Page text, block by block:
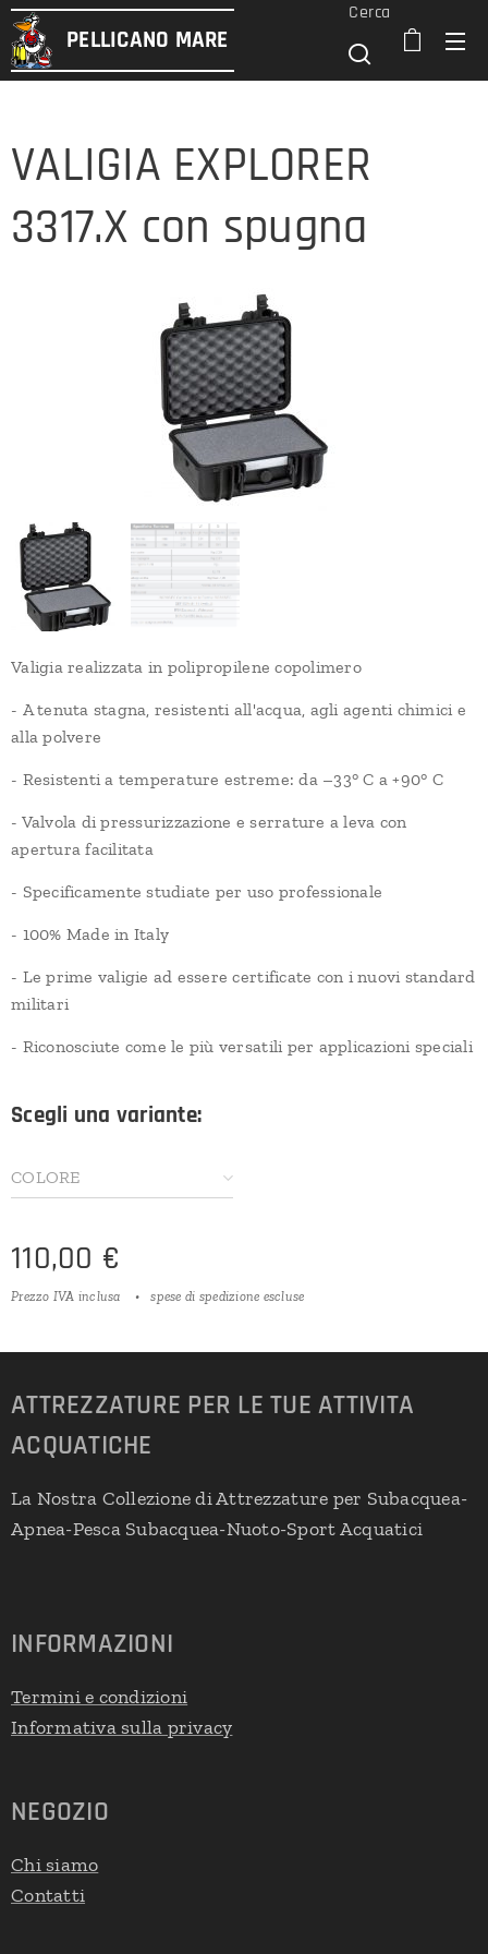
PELLICANO MARE
Cerca
VALIGIA EXPLORER
3317.X con spugna
Valigia realizzata in polipropilene copolimero
- A tenuta stagna, resistenti all'acqua, agli agenti chimici e
alla polvere
- Resistenti a temperature estreme: da –33° C a +90° C
- Valvola di pressurizzazione e serrature a leva con
apertura facilitata
- Specificamente studiate per uso professionale
- 100% Made in Italy
- Le prime valigie ad essere certificate con i nuovi standard
militari
- Riconosciute come le più versatili per applicazioni speciali
Scegli una variante:
COLORE
110,00 €
Prezzo IVA inclusa spese di spedizione escluse
ATTREZZATURE PER LE TUE ATTIVITA
ACQUATICHE
La Nostra Collezione di Attrezzature per Subacquea-
Apnea-Pesca Subacquea-Nuoto-Sport Acquatici
INFORMAZIONI
Termini e condizioni
Informativa sulla privacy
NEGOZIO
Chi siamo
Contatti